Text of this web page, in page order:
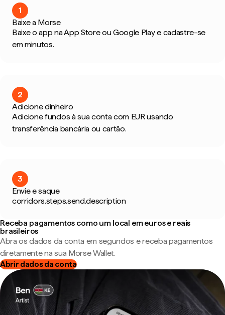
1
Baixe a Morse
Baixe o app na App Store ou Google Play e cadastre-se
em minutos.
2
Adicione dinheiro
Adicione fundos à sua conta com EUR usando
transferência bancária ou cartão.
3
Envie e saque
corridors.steps.send.description
Receba pagamentos como um local em euros e reais
brasileiros
Abra os dados da conta em segundos e receba pagamentos
diretamente na sua Morse Wallet.
Abrir dados da conta